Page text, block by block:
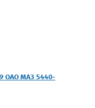
ОАО МАЗ 5440-